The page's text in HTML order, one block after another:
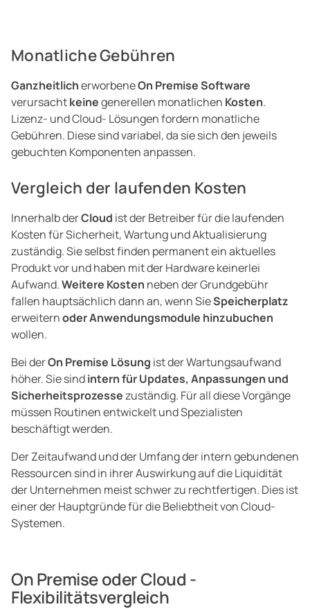
Monatliche Gebühren
GanzheitlicherworbeneOn Premise Software
verursachtkeinegenerellen monatlichen Kosten.
Lizenz- und Cloud- Lösungen fordern monatliche
Gebühren. Diese sind variabel, da sie sich den jeweils
gebuchten Komponenten anpassen.
Vergleich der laufenden Kosten
Innerhalb derCloud ist der Betreiber für die laufenden
Kosten für Sicherheit, Wartung und Aktualisierung
zuständig. Sie selbst finden permanent ein aktuelles
Produkt vor und haben mit der Hardware keinerlei
Aufwand.Weitere Kosten neben der Grundgebühr
fallen hauptsächlich dann an, wenn SieSpeicherplatz
erweiternoder Anwendungsmodule hinzubuchen
wollen.
Bei derOn Premise Lösung ist der Wartungsaufwand
höher. Sie sindintern für Updates, Anpassungen und
Sicherheitsprozessezuständig. Für all diese Vorgänge
müssen Routinen entwickelt und Spezialisten
beschäftigt werden.
Der Zeitaufwand und der Umfang der intern gebundenen
Ressourcen sind in ihrer Auswirkung auf die Liquidität
der Unternehmen meist schwer zu rechtfertigen. Dies ist
einer der Hauptgründe für die Beliebtheit von Cloud-
Systemen.
On Premise oder Cloud -
Flexibilitätsvergleich